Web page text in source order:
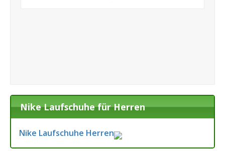
Nike Laufschuhe für Herren
Nike Laufschuhe Herren